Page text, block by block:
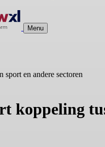
Menu
sport en andere sectoren
koppeling